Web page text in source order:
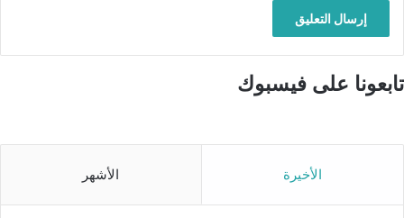
تابعونا على فيسبوك
الأخيرة الأشهر